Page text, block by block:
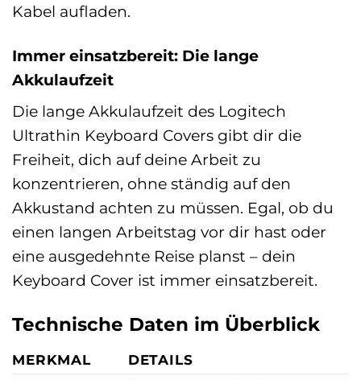
Kabel aufladen.
Immer einsatzbereit: Die lange
Akkulaufzeit
Die lange Akkulaufzeit des Logitech
Ultrathin Keyboard Covers gibt dir die
Freiheit, dich auf deine Arbeit zu
konzentrieren, ohne ständig auf den
Akkustand achten zu müssen. Egal, ob du
einen langen Arbeitstag vor dir hast oder
eine ausgedehnte Reise planst – dein
Keyboard Cover ist immer einsatzbereit.
Technische Daten im Überblick
MERKMAL DETAILS